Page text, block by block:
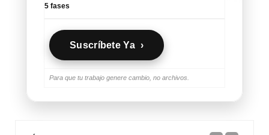
5 fases
Suscríbete Ya ›
Para que tu trabajo genere cambio, no archivos.